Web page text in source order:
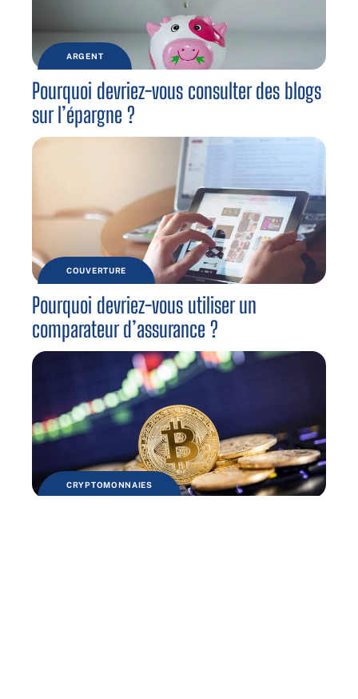
ARGENT
Pourquoi devriez-vous consulter des blogs
sur l’épargne ?
COUVERTURE
Pourquoi devriez-vous utiliser un
comparateur d’assurance ?
CRYPTOMONNAIES